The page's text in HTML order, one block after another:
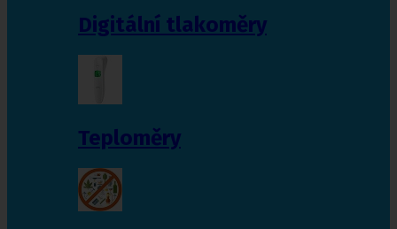
Digitální tlakoměry
Teploměry